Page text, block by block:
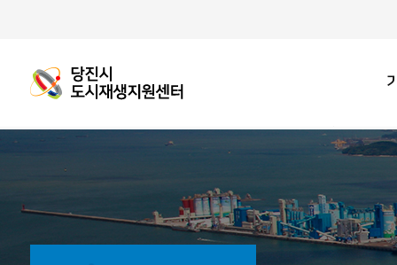
센터 소
공간안내